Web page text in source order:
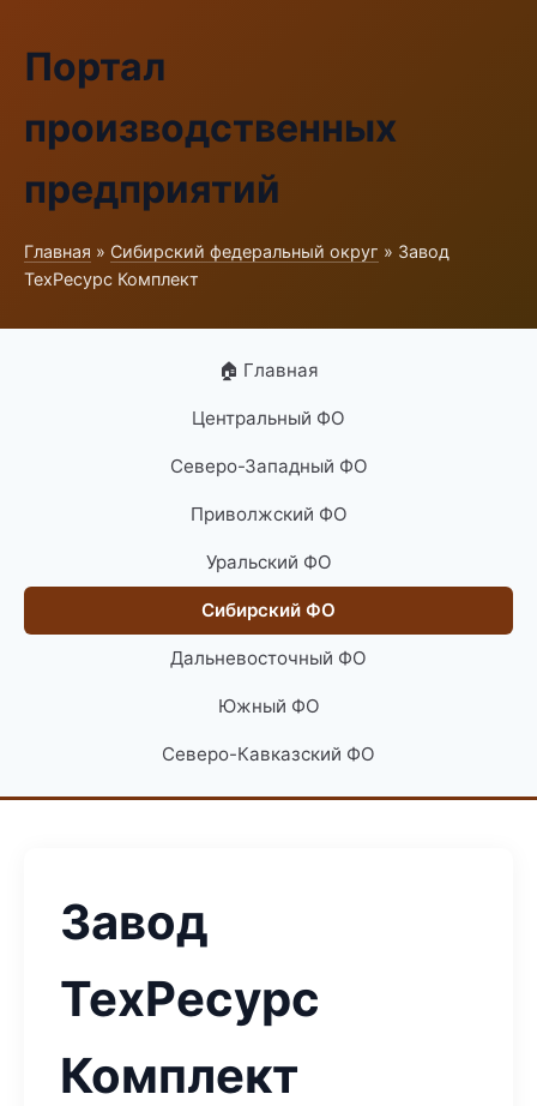
Портал
производственных
предприятий
Главная » Сибирский федеральный округ » Завод
ТехРесурс Комплект
🏠 Главная
Центральный ФО
Северо-Западный ФО
Приволжский ФО
Уральский ФО
Сибирский ФО
Дальневосточный ФО
Южный ФО
Северо-Кавказский ФО
Завод
ТехРесурс
Комплект